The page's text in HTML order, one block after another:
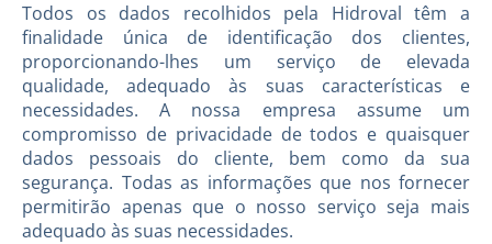
Todos os dados recolhidos pela Hidroval têm a
finalidade única de identificação dos clientes,
proporcionando-lhes um serviço de elevada
qualidade, adequado às suas características e
necessidades. A nossa empresa assume um
compromisso de privacidade de todos e quaisquer
dados pessoais do cliente, bem como da sua
segurança. Todas as informações que nos fornecer
permitirão apenas que o nosso serviço seja mais
adequado às suas necessidades.